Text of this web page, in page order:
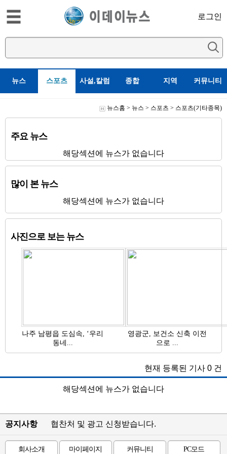
로그인
뉴스 스포츠 사설,칼럼 종합 지역 커뮤니티
뉴스홈 > 뉴스 > 스포츠 > 스포츠(기타종목)
주요 뉴스
해당섹션에 뉴스가 없습니다
많이 본 뉴스
해당섹션에 뉴스가 없습니다
사진으로 보는 뉴스
나주 남평읍 도심속, ‘우리
동네...
영광군, 보건소 신축 이전
으로 ...
현재 등록된 기사 0 건
해당섹션에 뉴스가 없습니다
공지사항 협찬처 및 광고 신청받습니다.
회사소개 마이페이지 커뮤니티 PC모드